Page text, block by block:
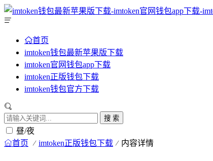
首页
imtoken钱包最新苹果版下载
imtoken官网钱包app下载
imtoken正版钱包下载
imtoken钱包官方下载
搜 索
昼/夜
首页 imtoken正版钱包下载 内容详情